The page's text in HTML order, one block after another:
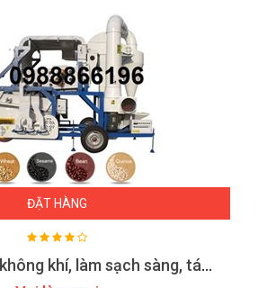
ĐẶT HÀNG
Máy làm sạch không khí, làm sạch sàng, tách hạt đậu tương ,ngô kamast 5ZXS 2ODS